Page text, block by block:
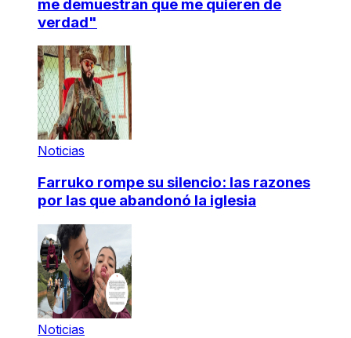
me demuestran que me quieren de
verdad"
Noticias
Farruko rompe su silencio: las razones
por las que abandonó la iglesia
Noticias